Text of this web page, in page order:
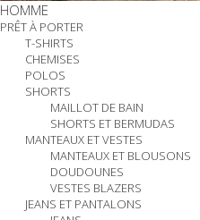
HOMME
PRÊT À PORTER
T-SHIRTS
CHEMISES
POLOS
SHORTS
MAILLOT DE BAIN
SHORTS ET BERMUDAS
MANTEAUX ET VESTES
MANTEAUX ET BLOUSONS
DOUDOUNES
VESTES BLAZERS
JEANS ET PANTALONS